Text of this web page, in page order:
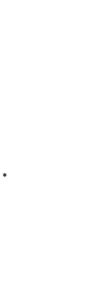
*Обязательно